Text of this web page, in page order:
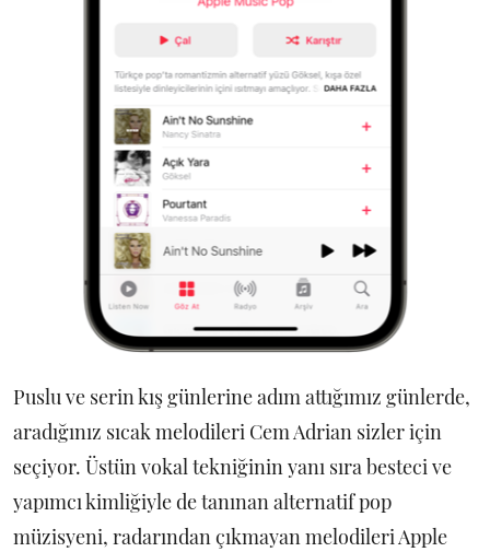
Puslu ve serin kış günlerine adım attığımız günlerde,
aradığınız sıcak melodileri Cem Adrian sizler için
seçiyor. Üstün vokal tekniğinin yanı sıra besteci ve
yapımcı kimliğiyle de tanınan alternatif pop
müzisyeni, radarından çıkmayan melodileri Apple